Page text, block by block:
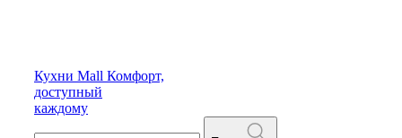
Кухни Mall Комфорт,
доступный
каждому